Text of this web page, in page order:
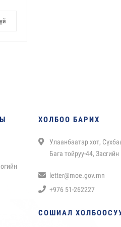
ХОЛБОО БАРИХ
Улаанбаатар хот,
Бага тойруу-44,
letter@moe.gov.mn
+976 51-262227
СОШИАЛ